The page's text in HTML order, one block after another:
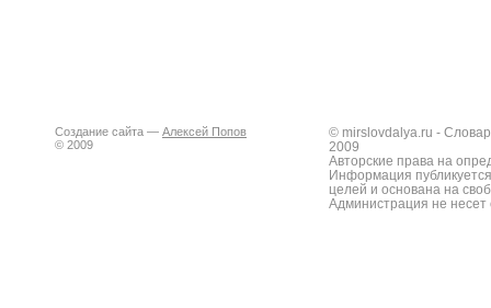
Создание сайта — Алексей Попов
© 2009
© mirslovdalya.ru -
2009
Авторские права на
Информация
целей и основана на
Администрация не несет